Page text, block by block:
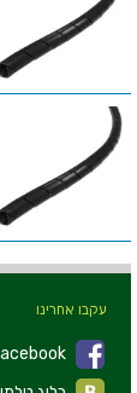
עקבו אחרינו